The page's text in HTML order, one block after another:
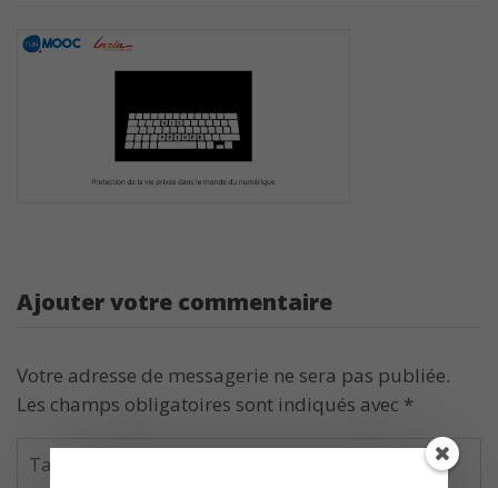
Ajouter votre commentaire
Votre adresse de messagerie ne sera pas publiée.
Les champs obligatoires sont indiqués avec *